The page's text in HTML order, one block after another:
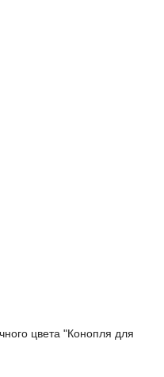
цвета "Конопля для